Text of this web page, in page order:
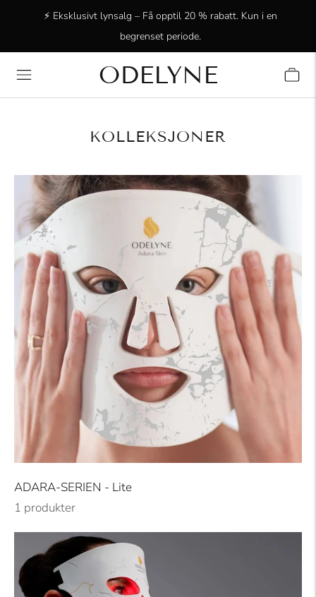
✨ +15 000 strålende kunder! Takk for at dere er med oss!
⚡ Eksklusivt lynsalg – Få opptil 20 % rabatt. Kun i en
begrenset periode.
ODELYNE
KOLLEKSJONER
ADARA-SERIEN - Lite
1 produkter